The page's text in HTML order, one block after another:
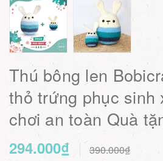
Thú bông len
thỏ trứng phục sinh
chơi an toàn Quà
294.000₫ 390.000₫